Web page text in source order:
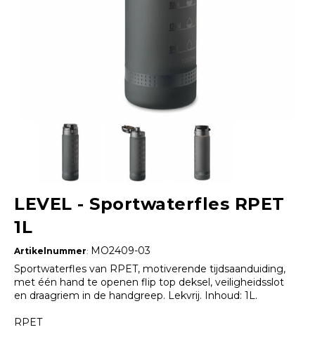
LEVEL - Sportwaterfles RPET
1L
Artikelnummer: MO2409-03
Sportwaterfles van RPET, motiverende tijdsaanduiding,
met één hand te openen flip top deksel, veiligheidsslot
en draagriem in de handgreep. Lekvrij. Inhoud: 1L.
RPET